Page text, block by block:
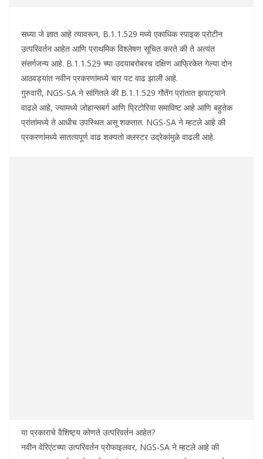
सध्या जे ज्ञात आहे त्यावरून, B.1.1.529 मध्ये एकाधिक स्पाइक प्रोटीन
उत्परिवर्तन आहेत आणि प्राथमिक विश्लेषण सूचित करते की ते अत्यंत
संसर्गजन्य आहे. B.1.1.529 च्या उदयाबरोबरच दक्षिण आफ्रिकेत गेल्या दोन
आठवड्यांत नवीन प्रकरणांमध्ये चार पट वाढ झाली आहे.
गुरुवारी, NGS-SA ने सांगितले की B.1.1.529 गौतेंग प्रांतात झपाट्याने
वाढले आहे, ज्यामध्ये जोहान्सबर्ग आणि प्रिटोरिया समाविष्ट आहे आणि बहुतेक
प्रांतांमध्ये ते आधीच उपस्थित असू शकतात. NGS-SA ने म्हटले आहे की
प्रकरणांमध्ये सातत्यपूर्ण वाढ शक्यतो क्लस्टर उद्रेकांमुळे वाढली आहे.
या प्रकाराचे वैशिष्ट्य कोणते उत्परिवर्तन आहेत?
नवीन वेरिएंटच्या उत्परिवर्तन प्रोफाइलवर, NGS-SA ने म्हटले आहे की